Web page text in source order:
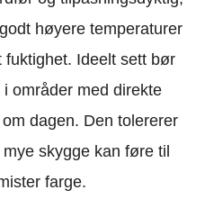
høyere temperaturer
Ideelt sett bør
områder med direkte
dagen. Den tolererer
skygge kan føre til
farge.